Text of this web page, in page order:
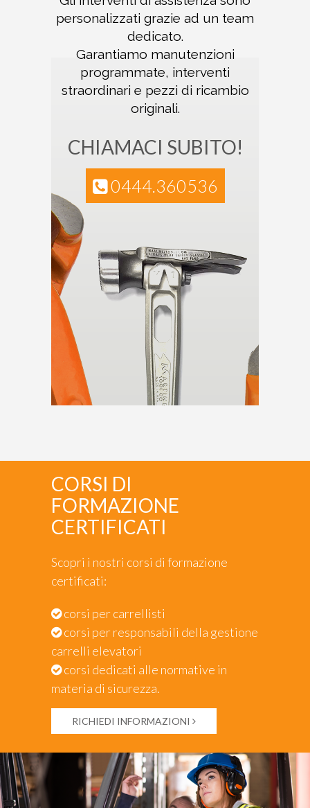
personalizzati grazie ad un team
dedicato.
Garantiamo manutenzioni
programmate, interventi
straordinari e pezzi di ricambio
originali.
CHIAMACI SUBITO!
0444.360536
CORSI DI
FORMAZIONE
CERTIFICATI
Scopri i nostri corsi di formazione
certificati:
corsi per carrellisti
corsi per responsabili della gestione
carrelli elevatori
corsi dedicati alle normative in
materia di sicurezza.
RICHIEDI INFORMAZIONI